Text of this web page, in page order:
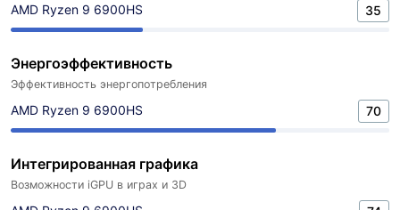
AMD Ryzen 9 6900HS 35
Энергоэффективность
Эффективность энергопотребления
AMD Ryzen 9 6900HS 70
Интегрированная графика
Возможности iGPU в играх и 3D